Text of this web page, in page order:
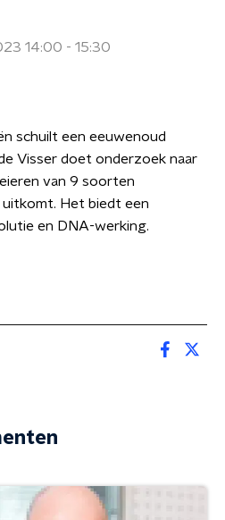
14:00 - 15:30
schuilt een eeuwenoud
Visser doet onderzoek naar
van 9 soorten
Het biedt een
en DNA-werking.